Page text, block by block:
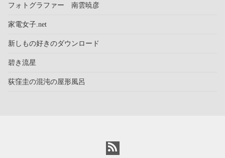
フォトグラファー 南雲暁彦
家電女子.net
新しもの好きのダウンロード
碧き流星
荻窪圭の混沌の屋形風呂